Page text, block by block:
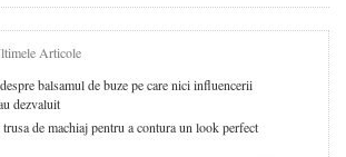
Articole
balsamul de buze pe care nici influencerii
dezvaluit
de machiaj pentru a contura un look perfect